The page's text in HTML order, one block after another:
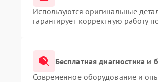
Используются оригинальные
гарантирует корректную работу
Бесплатная диагностика
Современное оборудование и